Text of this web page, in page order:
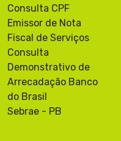
Consulta CPF
Emissor de Nota
Fiscal de Serviços
Consulta
Demonstrativo de
Arrecadação Banco
do Brasil
Sebrae - PB